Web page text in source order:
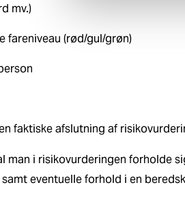
mv.)
fareniveau (rød/gul/grøn)
faktiske afslutning af
man i risikovurderingen forholde
eventuelle forhold i en